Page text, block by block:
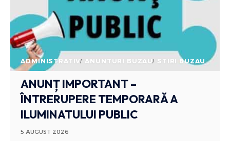
ADMINISTRATIV ANUNTURI BUZAU STIRI BUZAU
ANUNȚ IMPORTANT –
ÎNTRERUPERE TEMPORARĂ A
ILUMINATULUI PUBLIC
5 AUGUST 2026